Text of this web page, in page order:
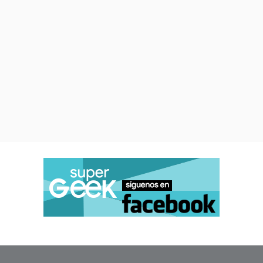
y su equipo, pero las mejores
son aquellas originales que
contaron con la participación de
una en la que dejan claro que